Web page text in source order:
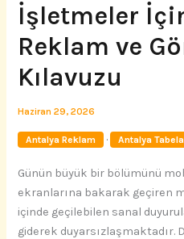
İşletmeler
Reklam ve
Kılavuzu
Haziran 29, 2026
Antalya Reklam · Antalya
Günün büyük bir bölümünü
ekranlarına bakarak geçiren
içinde geçilebilen sanal
giderek duyarsızlaşmaktadır.